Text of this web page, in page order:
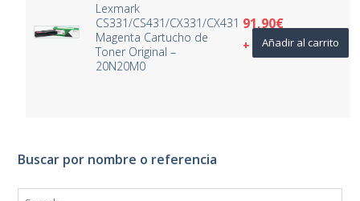
Lexmark
CS331/CS431/CX331/CX431
Magenta Cartucho de
Toner Original –
20N20M0
91,90€
+ IVAAñadir al carrito
Buscar por nombre o referencia